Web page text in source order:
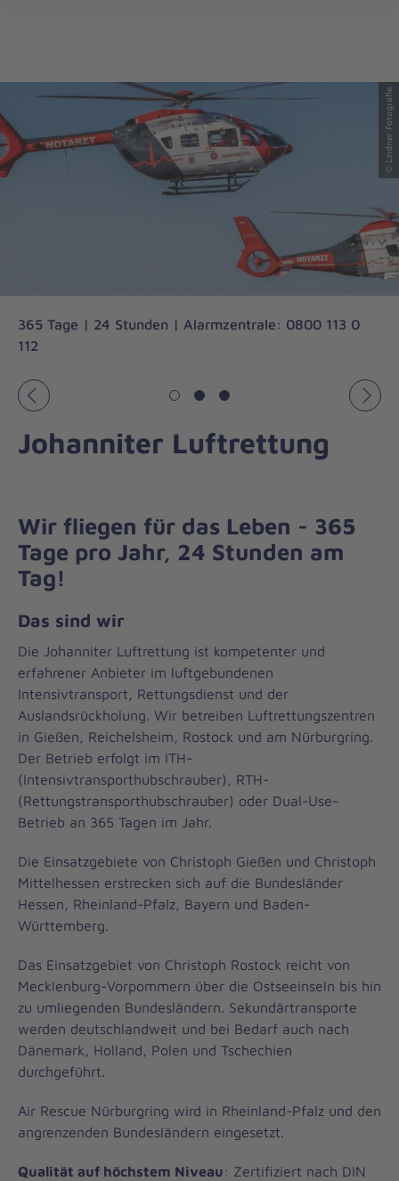
© Lindner Fotografie
365 Tage | 24 Stunden | Alarmzentrale: 0800 113 0
112
Vorheriges
Johanniter Luftrettung
Wir fliegen für das Leben - 365
Tage pro Jahr, 24 Stunden am
Tag!
Das sind wir
Die Johanniter Luftrettung ist kompetenter und
erfahrener Anbieter im luftgebundenen
Intensivtransport, Rettungsdienst und der
Auslandsrückholung. Wir betreiben Luftrettungszentren
in Gießen, Reichelsheim, Rostock und am Nürburgring.
Der Betrieb erfolgt im ITH-
(Intensivtransporthubschrauber), RTH-
(Rettungstransporthubschrauber) oder Dual-Use-
Betrieb an 365 Tagen im Jahr.
Die Einsatzgebiete von Christoph Gießen und Christoph
Mittelhessen erstrecken sich auf die Bundesländer
Hessen, Rheinland-Pfalz, Bayern und Baden-
Württemberg.
Das Einsatzgebiet von Christoph Rostock reicht von
Mecklenburg-Vorpommern über die Ostseeinseln bis hin
zu umliegenden Bundesländern. Sekundärtransporte
werden deutschlandweit und bei Bedarf auch nach
Dänemark, Holland, Polen und Tschechien
durchgeführt.
Air Rescue Nürburgring wird in Rheinland-Pfalz und den
angrenzenden Bundesländern eingesetzt.
Qualität auf höchstem Niveau: Zertifiziert nach DIN